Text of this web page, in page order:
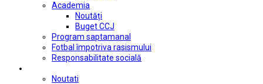
Academia
Noutăți
Buget CCJ
Program saptamanal
Fotbal împotriva rasismului
Responsabilitate socială
Noutati